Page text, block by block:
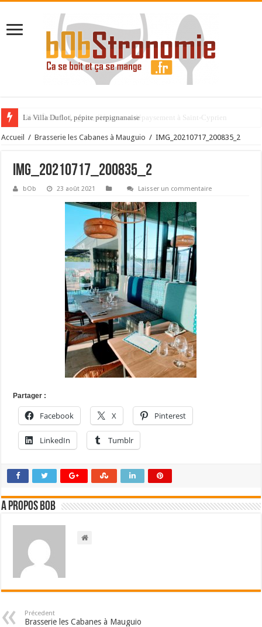
La Villa Duflot, pépite perpignanaise
Accueil / Brasserie les Cabanes à Mauguio / IMG_20210717_200835_2
IMG_20210717_200835_2
bOb 23 août 2021 Laisser un commentaire
Partager :
Facebook X Pinterest
LinkedIn Tumblr
A propos bOb
Précedent
Brasserie les Cabanes à Mauguio